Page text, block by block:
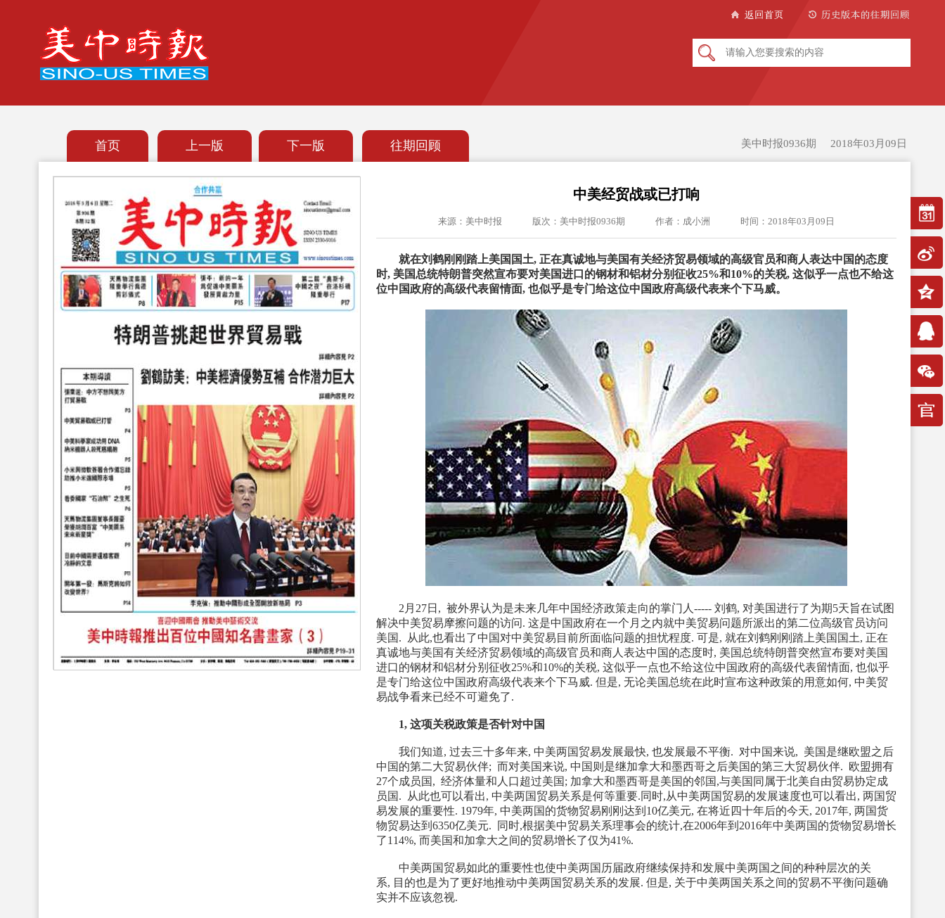
首页 上一版 下一版 往期回顾 美中时报0936期 2018年03月09日
中美经贸战或已打响
来源：美中时报 版次：美中时报0936期 作者：成小洲 时间：2018年03月09日
就在刘鹤刚刚踏上美国国土, 正在真诚地与美国有关经济贸易领域的高级官员和商人表达中国的态度
时, 美国总统特朗普突然宣布要对美国进口的钢材和铝材分别征收25%和10%的关税, 这似乎一点也不给这
位中国政府的高级代表留情面, 也似乎是专门给这位中国政府高级代表来个下马威。
2月27日, 被外界认为是未来几年中国经济政策走向的掌门人----- 刘鹤, 对美国进行了为期5天旨在试图
解决中美贸易摩擦问题的访问. 这是中国政府在一个月之内就中美贸易问题所派出的第二位高级官员访问
美国. 从此,也看出了中国对中美贸易目前所面临问题的担忧程度. 可是, 就在刘鹤刚刚踏上美国国土, 正在
真诚地与美国有关经济贸易领域的高级官员和商人表达中国的态度时, 美国总统特朗普突然宣布要对美国
进口的钢材和铝材分别征收25%和10%的关税, 这似乎一点也不给这位中国政府的高级代表留情面, 也似乎
是专门给这位中国政府高级代表来个下马威. 但是, 无论美国总统在此时宣布这种政策的用意如何, 中美贸
易战争看来已经不可避免了.
1, 这项关税政策是否针对中国
我们知道, 过去三十多年来, 中美两国贸易发展最快, 也发展最不平衡. 对中国来说, 美国是继欧盟之后
中国的第二大贸易伙伴; 而对美国来说, 中国则是继加拿大和墨西哥之后美国的第三大贸易伙伴. 欧盟拥有
27个成员国, 经济体量和人口超过美国; 加拿大和墨西哥是美国的邻国,与美国同属于北美自由贸易协定成
员国. 从此也可以看出, 中美两国贸易关系是何等重要.同时,从中美两国贸易的发展速度也可以看出, 两国贸
易发展的重要性. 1979年, 中美两国的货物贸易刚刚达到10亿美元, 在将近四十年后的今天, 2017年, 两国货
物贸易达到6350亿美元. 同时,根据美中贸易关系理事会的统计,在2006年到2016年中美两国的货物贸易增长
了114%, 而美国和加拿大之间的贸易增长了仅为41%.
中美两国贸易如此的重要性也使中美两国历届政府继续保持和发展中美两国之间的种种层次的关
系, 目的也是为了更好地推动中美两国贸易关系的发展. 但是, 关于中美两国关系之间的贸易不平衡问题确
实并不应该忽视.